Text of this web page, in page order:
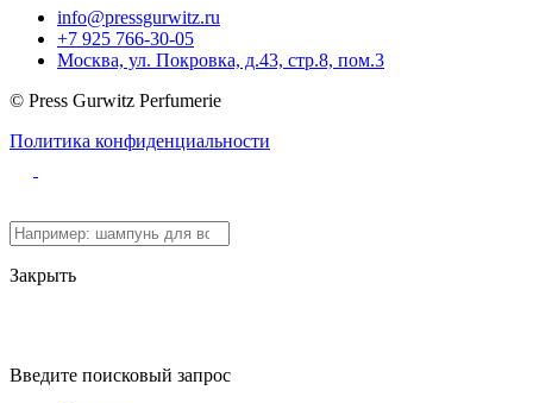
info@pressgurwitz.ru
+7 925 766-30-05
Москва, ул. Покровка, д.43, стр.8, пом.3
© Press Gurwitz Perfumerie
Политика конфиденциальности
Закрыть
Введите поисковый запрос